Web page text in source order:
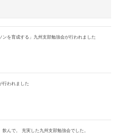
ンを育成する」九州支部勉強会が行われました
行われました
んで。 充実した九州支部勉強会でした。